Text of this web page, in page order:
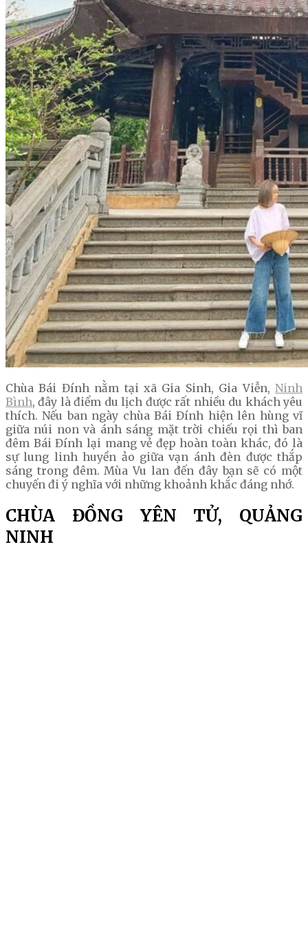
Chùa Bái Đính nằm tại xã Gia Sinh, Gia Viễn, Ninh
Bình, đây là điểm du lịch được rất nhiều du khách yêu
thích. Nếu ban ngày chùa Bái Đính hiện lên hùng vĩ
giữa núi non và ánh sáng mặt trời chiếu rọi thì ban
đêm Bái Đính lại mang vẻ đẹp hoàn toàn khác, đó là
sự lung linh huyền ảo giữa vạn ánh đèn được thắp
sáng trong đêm. Mùa Vu lan đến đây bạn sẽ có một
chuyến đi ý nghĩa với những khoảnh khắc đáng nhớ.
CHÙA ĐỒNG YÊN TỬ, QUẢNG
NINH